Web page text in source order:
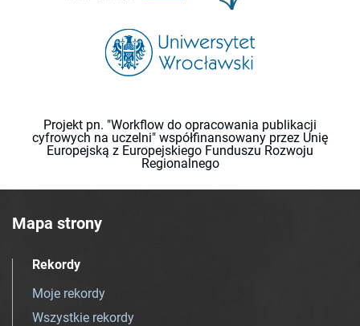
Projekt pn. "Workflow do opracowania publikacji
cyfrowych na uczelni" współfinansowany przez Unię
Europejską z Europejskiego Funduszu Rozwoju
Regionalnego
Mapa strony
Rekordy
Moje rekordy
Wszystkie rekordy